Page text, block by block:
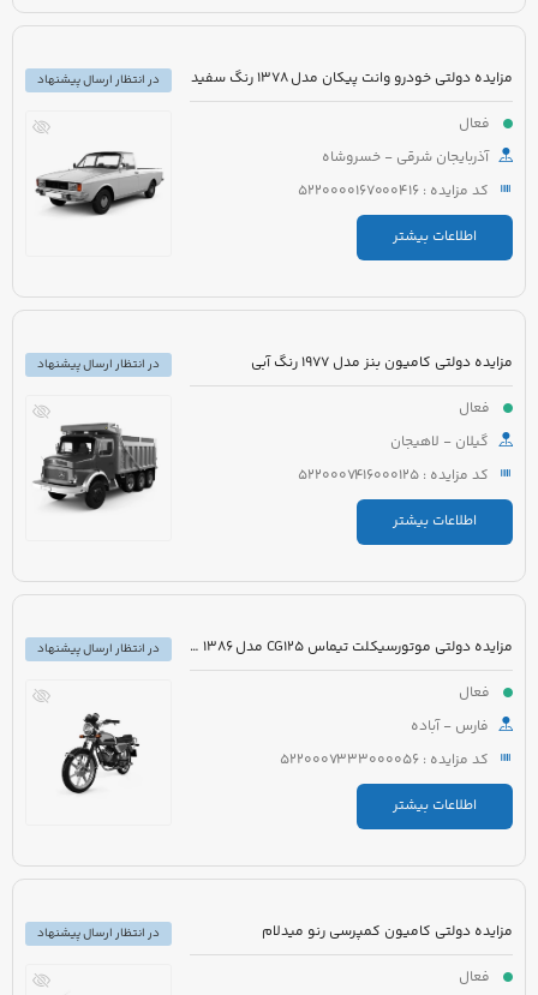
مزایده دولتی خودرو وانت پیکان مدل 1378 رنگ سفید
فعال
آذربایجان شرقی - خسروشاه
کد مزایده : 5220000167000416
اطلاعات بیشتر
در انتظار ارسال پیشنهاد
مزایده دولتی کامیون بنز مدل 1977 رنگ آبی
فعال
گیلان - لاهیجان
کد مزایده : 5220007416000125
اطلاعات بیشتر
در انتظار ارسال پیشنهاد
مزایده دولتی موتورسیکلت تیماس CG125 مدل 1386 رنگ قرمز
فعال
فارس - آباده
کد مزایده : 5220007333000056
اطلاعات بیشتر
در انتظار ارسال پیشنهاد
مزایده دولتی کامیون کمپرسی رنو میدلام
فعال
در انتظار ارسال پیشنهاد